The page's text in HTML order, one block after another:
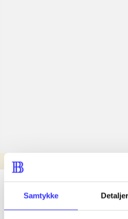
Samtykke Detaljer
Nyhed